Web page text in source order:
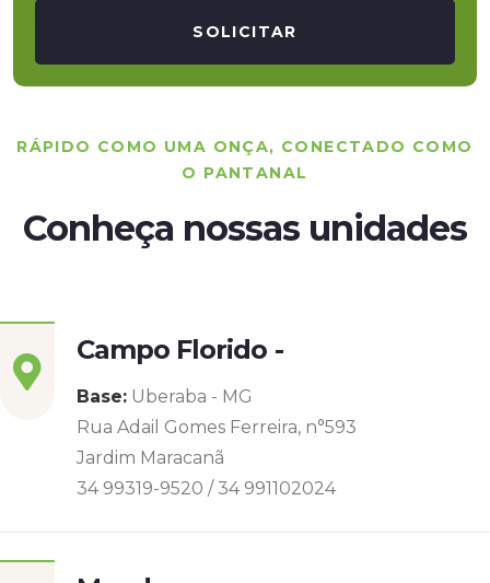
SOLICITAR
RÁPIDO COMO UMA ONÇA, CONECTADO COMO
O PANTANAL
Conheça nossas unidades
Campo Florido -
Base: Uberaba - MG
Rua Adail Gomes Ferreira, n°593
Jardim Maracanã
34 99319-9520 / 34 991102024